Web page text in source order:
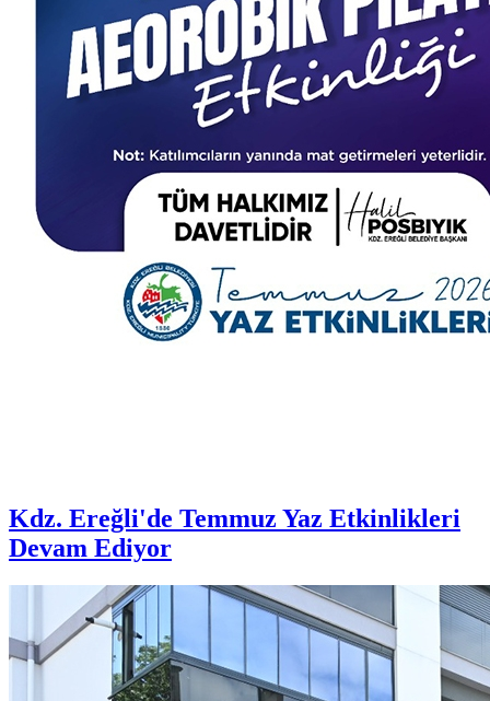
Kdz. Ereğli'de Temmuz Yaz Etkinlikleri
Devam Ediyor